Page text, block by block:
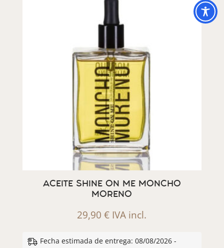
ACEITE SHINE ON ME MONCHO
MORENO
29,90€ IVA incl.
Fecha estimada de entrega: 08/08/2026 -